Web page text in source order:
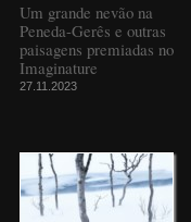
Um grande nevão na
Peneda-Gerês e outras
paisagens premiadas no
Imaginature
27.11.2023